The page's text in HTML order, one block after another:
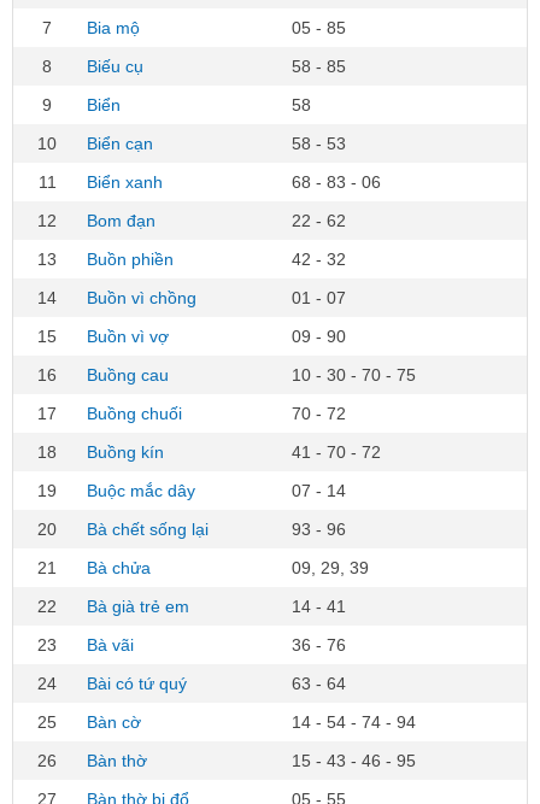
7
Bia mộ
05 - 85
8
Biếu cụ
58 - 85
9
Biển
58
10
Biển cạn
58 - 53
11
Biển xanh
68 - 83 - 06
12
Bom đạn
22 - 62
13
Buồn phiền
42 - 32
14
Buồn vì chồng
01 - 07
15
Buồn vì vợ
09 - 90
16
Buồng cau
10 - 30 - 70 - 75
17
Buồng chuối
70 - 72
18
Buồng kín
41 - 70 - 72
19
Buộc mắc dây
07 - 14
20
Bà chết sống lại
93 - 96
21
Bà chửa
09, 29, 39
22
Bà già trẻ em
14 - 41
23
Bà vãi
36 - 76
24
Bài có tứ quý
63 - 64
25
Bàn cờ
14 - 54 - 74 - 94
26
Bàn thờ
15 - 43 - 46 - 95
27
Bàn thờ bị đổ
05 - 55